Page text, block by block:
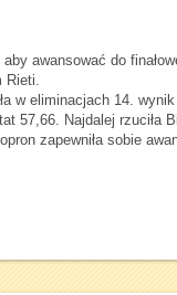
aby awansować do
Rieti.
w eliminacjach 14.
57,66. Najdalej rzuciła
zapewniła sobie